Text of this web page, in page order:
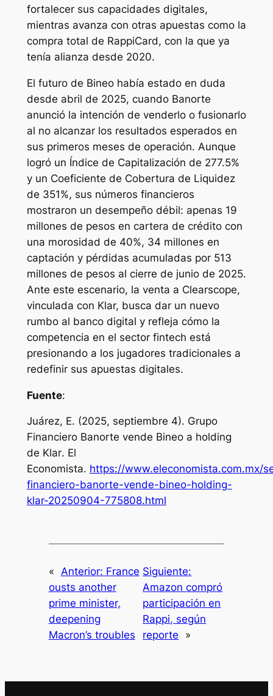
fortalecer sus capacidades digitales,
mientras avanza con otras apuestas como la
compra total de RappiCard, con la que ya
tenía alianza desde 2020.
El futuro de Bineo había estado en duda
desde abril de 2025, cuando Banorte
anunció la intención de venderlo o fusionarlo
al no alcanzar los resultados esperados en
sus primeros meses de operación. Aunque
logró un Índice de Capitalización de 277.5%
y un Coeficiente de Cobertura de Liquidez
de 351%, sus números financieros
mostraron un desempeño débil: apenas 19
millones de pesos en cartera de crédito con
una morosidad de 40%, 34 millones en
captación y pérdidas acumuladas por 513
millones de pesos al cierre de junio de 2025.
Ante este escenario, la venta a Clearscope,
vinculada con Klar, busca dar un nuevo
rumbo al banco digital y refleja cómo la
competencia en el sector fintech está
presionando a los jugadores tradicionales a
redefinir sus apuestas digitales.
Fuente:
Juárez, E. (2025, septiembre 4). Grupo
Financiero Banorte vende Bineo a holding
de Klar. El
Economista. https://www.eleconomista.com.mx/
financiero-banorte-vende-bineo-holding-
klar-20250904-775808.html
« Anterior: France
ousts another
prime minister,
deepening
Macron’s troubles
Siguiente:
Amazon compró
participación en
Rappi, según
reporte
»